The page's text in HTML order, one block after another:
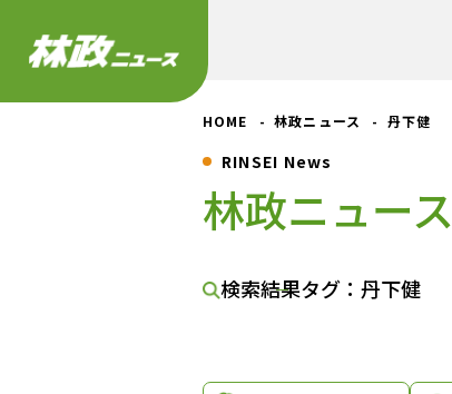
HOME 林政ニュース 丹下健
RINSEI News
林政ニュース
検索結果タグ：丹下健